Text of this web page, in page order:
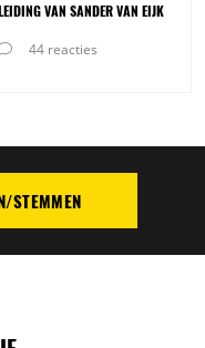
VAN SANDER VAN EIJK
44 reacties
STEMMEN